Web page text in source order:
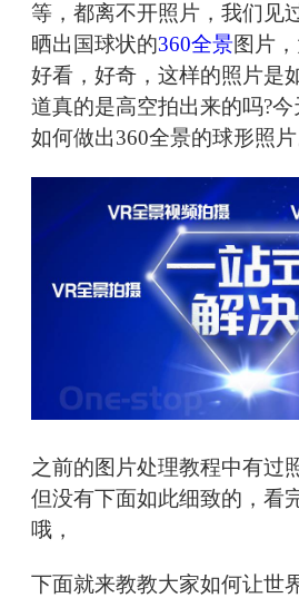
等，都离不开照片，我们见
晒出国球状的360全景图片
好看，好奇，这样的照片是
道真的是高空拍出来的吗?
如何做出360全景的球形照片
之前的图片处理教程中有过
但没有下面如此细致的，看
哦，
下面就来教教大家如何让世